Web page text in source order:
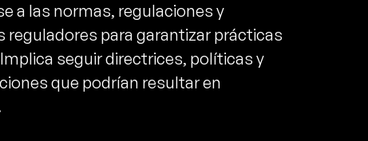
a las normas, regulaciones y
para garantizar prácticas
seguir directrices, políticas y
que podrían resultar en